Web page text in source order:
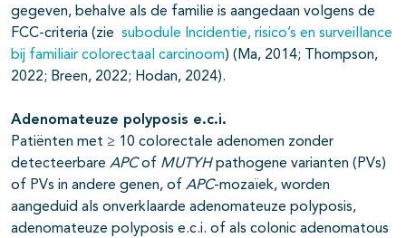
gegeven, behalve als de familie is aangedaan volgens de
FCC-criteria (zie subodule Incidentie, risico’s en surveillance
bij familiair colorectaal carcinoom) (Ma, 2014; Thompson,
2022; Breen, 2022; Hodan, 2024).
Adenomateuze polyposis e.c.i.
Patiënten met ≥ 10 colorectale adenomen zonder
detecteerbare APCof MUTYHpathogene varianten (PVs)
of PVs in andere genen, of APC-mozaïek, worden
aangeduid als onverklaarde adenomateuze polyposis,
adenomateuze polyposis e.c.i. of als colonic adenomatous